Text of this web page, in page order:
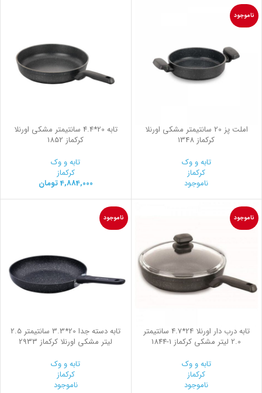
ناموجود
املت پز 20 سانتیمتر مشکی اورنلا
کرکماز 1348
تابه و وک
کرکماز
ناموجود
تابه 20*4.4 سانتیمتر مشکی اورنلا
کرکماز 1852
تابه و وک
کرکماز
4,884,000 تومان
ناموجود
تابه درب دار اورنلا 24*4.7 سانتیمتر
2.0 لیتر مشکی کرکماز
1844-1
تابه و وک
کرکماز
ناموجود
ناموجود
تابه دسته جدا 20*3.3 سانتیمتر 2.5
لیتر مشکی اورنلا کرکماز 2933
تابه و وک
کرکماز
ناموجود